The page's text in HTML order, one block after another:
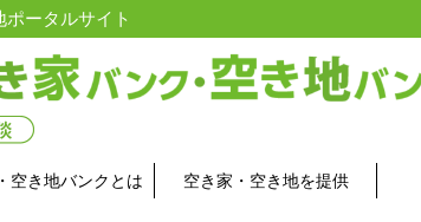
ータルサイト
空き地バンクとは 空き家・空き地を提供